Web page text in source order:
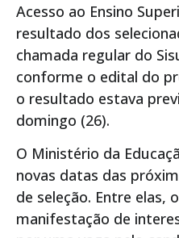
Acesso ao Ensino
resultado dos
chamada regular do
conforme o edital do
o resultado estava
domingo (26).
O Ministério da
novas datas das
de seleção. Entre elas,
manifestação de